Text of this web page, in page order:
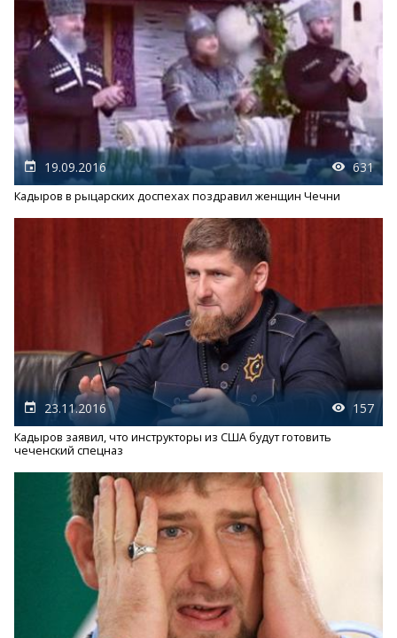
19.09.2016 631
Кадыров в рыцарских доспехах поздравил женщин Чечни
23.11.2016 157
Кадыров заявил, что инструкторы из США будут готовить
чеченский спецназ